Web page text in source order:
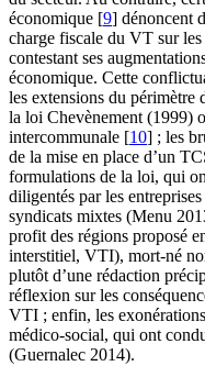
économique [9] dénoncent
charge fiscale du VT sur
contestant ses
économique. Cette
les extensions du périmètre
la loi Chevènement (1999)
intercommunale [10] ; les
de la mise en place d’un
formulations de la loi, qui
diligentés par les
syndicats mixtes (Menu
profit des régions proposé
interstitiel, VTI), mort-né
plutôt d’une rédaction
réflexion sur les
VTI ; enfin, les
médico-social, qui ont
(Guernalec 2014).